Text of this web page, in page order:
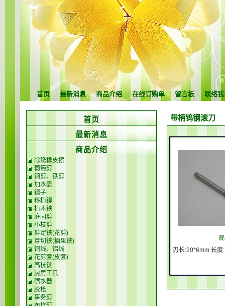
首页 最新消息 商品介绍 在线订购单 留言板 联络
带柄钨钢滚刀
刃长:20*6mm.长
首页
最新消息
商品介绍
除銹橡皮擦
葡萄剪
钢剪、铁剪
加水壶
镊子
移植镘
植木铗
庭园剪
小枝剪
剪定铗(花剪)
芽切铗(摘果铗)
铜线、铝线
花剪套(皮套)
高枝铗
厨房工具
喷水器
胶枪
事务剪